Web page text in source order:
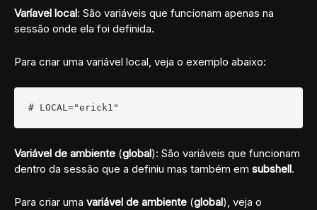
Varíavel local: São variáveis que funcionam apenas na
sessão onde ela foi definida.
Para criar uma variável local, veja o exemplo abaixo:
# LOCAL="erick1"
Variável de ambiente (global): São variáveis que funcionam
dentro da sessão que a definiu mas também em subshell.
Para criar uma variável de ambiente (global), veja o